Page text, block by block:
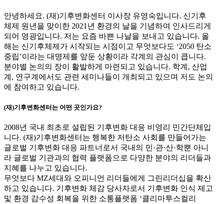
안녕하세요. (재)기후변화센터 이사장 유영숙입니다. 신기후
체제 원년을 맞이한 2021년 환경의 날을 기념하여 인사드리게
되어 영광입니다. 저는 요즘 바쁜 나날을 보내고 있습니다. 올
해는 신기후체제가 시작되는 시점이고 무엇보다도 ‘2050 탄소
중립’이라는 대명제를 앞둔 상황이라 각계의 관심이 큽니다.
분야별 논의의 장이 활발하게 마련되고 있습니다. 학계, 산업
계, 연구계에서도 관련 세미나들이 개최되고 있으며 저도 논의
에 참여하고 있습니다.
(재)기후변화센터는 어떤 곳인가요?
2008년 국내 최초로 설립된 기후변화 대응 비영리 민간단체입
니다. (재)기후변화센터는 행복한 저탄소 사회를 만들어가는
글로벌 기후변화 대응 파트너로서 국내의 민·관·산·학뿐 아니
라 글로벌 기관과의 협력 플랫폼으로 다양한 분야의 리더들과
지혜를 나누고 있습니다.
무엇보다 MZ세대와 오피니언 리더들에게 그린리더십을 확산
하고 있습니다. 기후변화 체감 당사자로서 기후변화 인식 제고
및 환경 감수성 회복을 위한 소통플랫폼 ‘클리마투스컬리